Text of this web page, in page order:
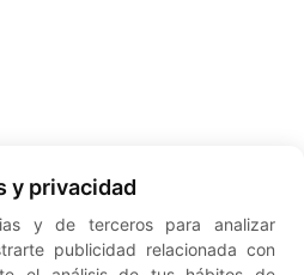
y privacidad
y de terceros para analizar
publicidad relacionada con